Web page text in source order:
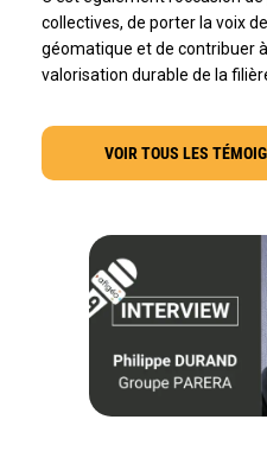
collectives, de porter la voix
géomatique et de contribuer
valorisation durable de la
VOIR TOUS LES